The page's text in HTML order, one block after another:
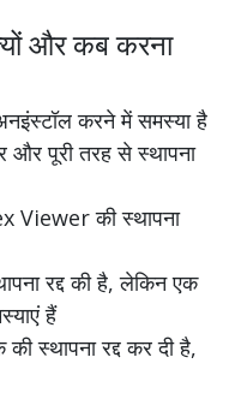
और कब करना
करने में समस्या है
पूरी तरह से स्थापना
Viewer की स्थापना
रद्द की है, लेकिन एक
हैं
स्थापना रद्द कर दी है,